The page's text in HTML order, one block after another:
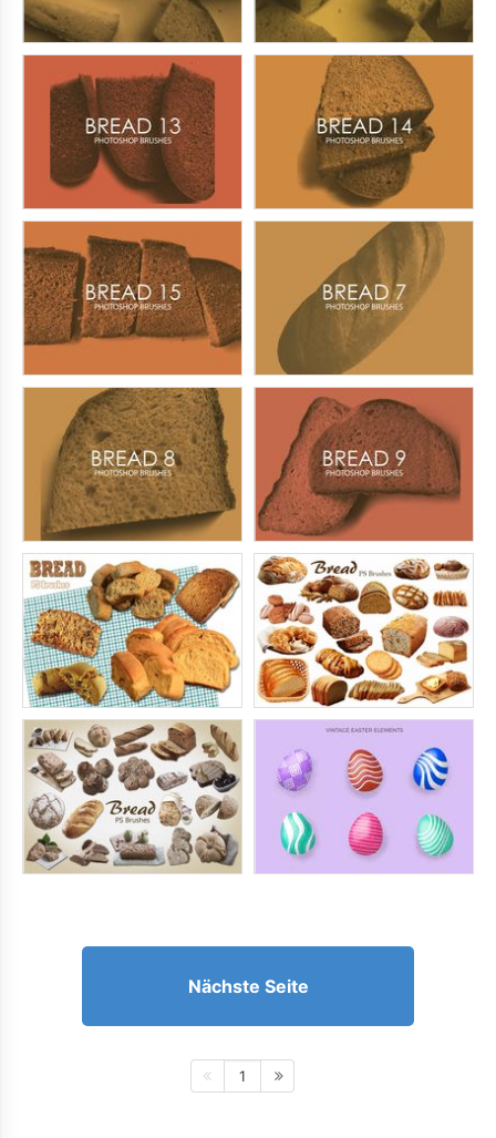
Nächste Seite
1